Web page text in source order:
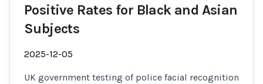
Positive Rates for Black and Asian
Subjects
2025-12-05
UK government testing of police facial recognition